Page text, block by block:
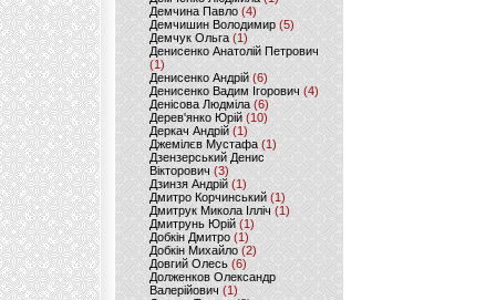
Демчина Павло (4)
Демчишин Володимир (5)
Демчук Ольга(1)
Денисенко Анатолій Петрович
(1)
Денисенко Андрій (6)
Денисенко Вадим Ігорович (4)
Денісова Людміла(6)
Дерев'янко Юрій(10)
Деркач Андрій(1)
Джемілєв Мустафа (1)
Дзензерський Денис
Вікторович (3)
Дзинзя Андрій (1)
Дмитро Корчинський (1)
Дмитрук Микола Ілліч (1)
Дмитрунь Юрій (1)
Добкін Дмитро(1)
Добкін Михайло (2)
Довгий Олесь (6)
Долженков Олександр
Валерійович (1)